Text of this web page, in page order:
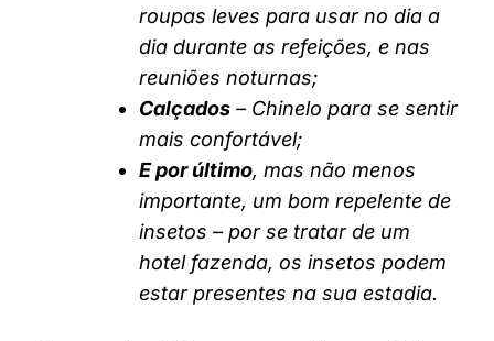
roupas leves para usar no dia a
dia durante as refeições, e nas
reuniões noturnas;
Calçados – Chinelo para se sentir
mais confortável;
E por último, mas não menos
importante, um bom repelente de
insetos – por se tratar de um
hotel fazenda, os insetos podem
estar presentes na sua estadia.